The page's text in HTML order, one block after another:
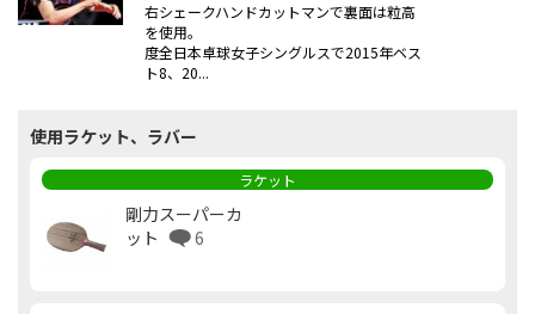
右シェークハンドカットマンで裏面は粒高
を使用。
度全日本卓球女子シングルスで2015年ベス
ト8、20...
使用ラケット、ラバー
ラケット
剛力スーパーカ
ット
6